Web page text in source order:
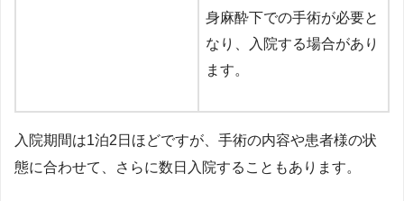
身麻酔下での手術が必要と
なり、入院する場合があり
ます。
入院期間は1泊2日ほどですが、手術の内容や患者様の状
態に合わせて、さらに数日入院することもあります。